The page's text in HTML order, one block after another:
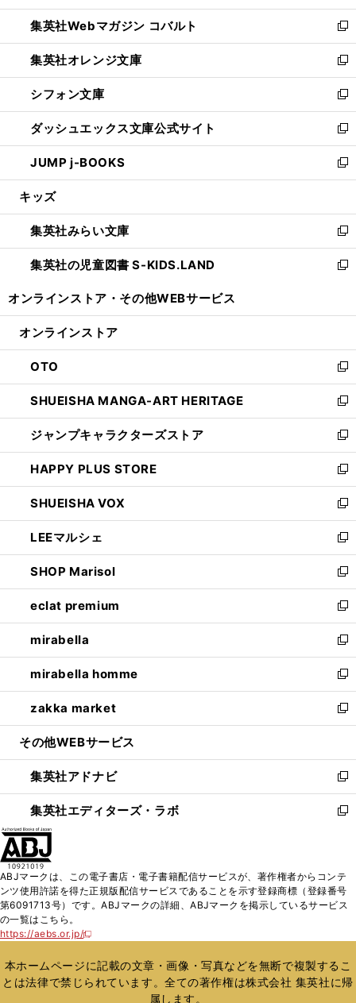
開
く
ウ
で
開
く
ン
ド
ウ
で
開
く
ウ
ィ
ン
ド
ウ
で
開
く
集英社Webマガジン コバルト
新
し
い
ウ
ィ
ン
ド
ウ
で
開
集英社オレンジ文庫
新
し
い
ウ
ィ
ン
ド
ウ
開
く
シフォン文庫
新
し
い
ウ
ィ
ン
ウ
で
開
く
ダッシュエックス文庫公式サイト
新
し
い
ウ
ン
ド
ウ
で
JUMP j-BOOKS
新
し
ウ
ィ
ン
ド
開
キッズ
集英社みらい文庫
新
し
い
ン
ウ
で
開
く
集英社の児童図書 S-KIDS.LAND
新
ウ
ン
ド
ウ
で
開
く
オンラインストア・ その他WEBサービス
オンラインストア
OTO
新
し
い
ウ
ィ
ン
ド
ウ
で
開
く
SHUEISHA MANGA-ART HERITAGE
新
し
い
ウ
ィ
ン
ド
ウ
で
開
く
ジャンプキャラクターズストア
新
し
い
ウ
ィ
ン
ド
ウ
で
開
く
HAPPY PLUS STORE
新
し
い
ウ
ィ
ン
ド
ウ
で
開
く
SHUEISHA VOX
新
し
い
ウ
ィ
ン
ド
ウ
で
開
く
LEEマルシェ
新
し
い
ウ
ィ
ン
ド
ウ
で
開
く
SHOP Marisol
新
し
い
ウ
ィ
ン
ド
ウ
で
開
eclat premium
新
し
い
ウ
ィ
ン
ド
ウ
開
く
mirabella
新
し
い
ウ
ィ
ン
ウ
で
開
く
mirabella homme
新
し
い
ウ
ン
ド
ウ
で
zakka market
新
し
ウ
ィ
ン
ド
く
その他WEBサービス
集英社アドナビ
新
し
い
ド
ウ
で
集英社エディターズ・ラボ
新
ィ
ン
ド
開
く
ABJマークは、この電子書店・電子書籍配信サービスが、著作権者からコンテ
ンツ使用許諾を得た正規版配信サービスであることを示す登録商標（登録番号
第6091713号）です。ABJマークの詳細、ABJマークを掲示しているサービス
の一覧はこちら。
https://aebs.or.jp/
新
い
ウ
ィ
本ホームページに記載の文章・画像・写真などを無断で複製するこ
とは法律で禁じられています。全ての著作権は株式会社 集英社に帰
属します。